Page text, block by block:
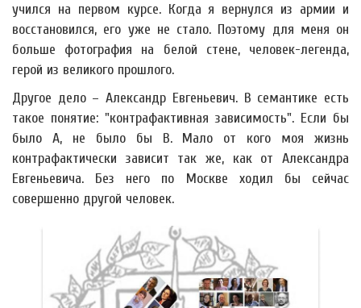
учился на первом курсе. Когда я вернулся из армии и
восстановился, его уже не стало. Поэтому для меня он
больше фотография на белой стене, человек-легенда,
герой из великого прошлого.
Другое дело – Александр Евгеньевич. В семантике есть
такое понятие: "контрафактивная зависимость". Если бы
было А, не было бы В. Мало от кого моя жизнь
контрафактически зависит так же, как от Александра
Евгеньевича. Без него по Москве ходил бы сейчас
совершенно другой человек.